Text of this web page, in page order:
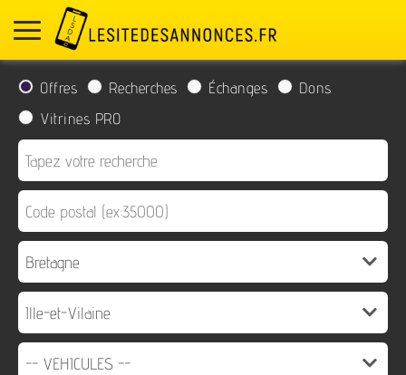
Offres Recherches Échanges
Dons
Vitrines PRO